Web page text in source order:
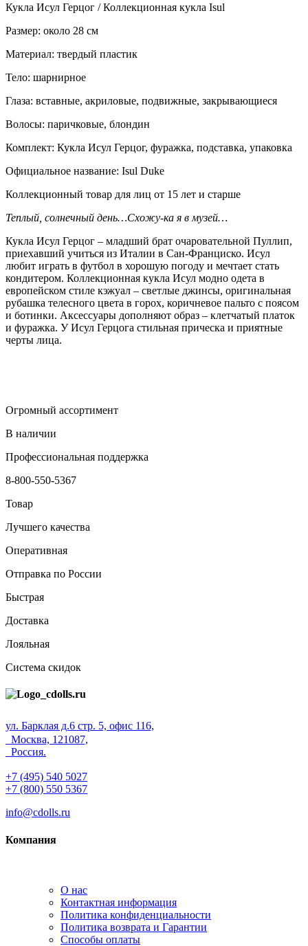
Кукла Исул Герцог / Коллекционная кукла Isul
Размер: около 28 см
Материал: твердый пластик
Тело: шарнирное
Глаза: вставные, акриловые, подвижные, закрывающиеся
Волосы: паричковые, блондин
Комплект: Кукла Исул Герцог, фуражка, подставка, упаковка
Официальное название: Isul Duke
Коллекционный товар для лиц от 15 лет и старше
Теплый, солнечный день…Схожу-ка я в музей…
Кукла Исул Герцог – младший брат очаровательной Пуллип,
приехавший учиться из Италии в Сан-Франциско. Исул
любит играть в футбол в хорошую погоду и мечтает стать
кондитером. Коллекционная кукла Исул модно одета в
европейском стиле кэжуал – светлые джинсы, оригинальная
рубашка телесного цвета в горох, коричневое пальто с поясом
и ботинки. Аксессуары дополняют образ – клетчатый платок
и фуражка. У Исул Герцога стильная прическа и приятные
черты лица.
Огромный ассортимент
В наличии
Профессиональная поддержка
8-800-550-5367
Товар
Лучшего качества
Оперативная
Отправка по России
Быстрая
Доставка
Лояльная
Система скидок
ул. Барклая д.6 стр. 5, офис 116,
Москва, 121087,
Россия.
+7 (495) 540 5027
+7 (800) 550 5367
info@cdolls.ru
Компания
О нас
Контактная информация
Политика конфиденциальности
Политика возврата и Гарантии
Способы оплаты